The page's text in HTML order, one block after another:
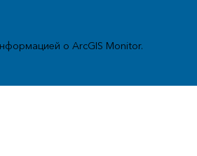
о ArcGIS Monitor.